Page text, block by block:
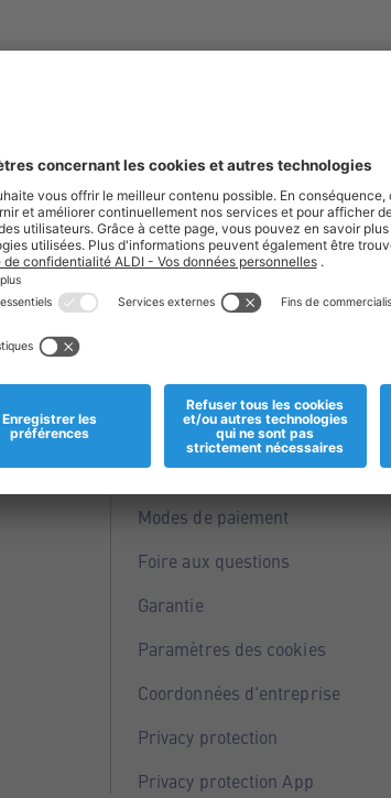
manquez aucune de nos offres.
Informations
Magasins
Modes de paiement
Foire aux questions
Garantie
Paramètres des cookies
Coordonnées d'entreprise
Privacy protection
Privacy protection App